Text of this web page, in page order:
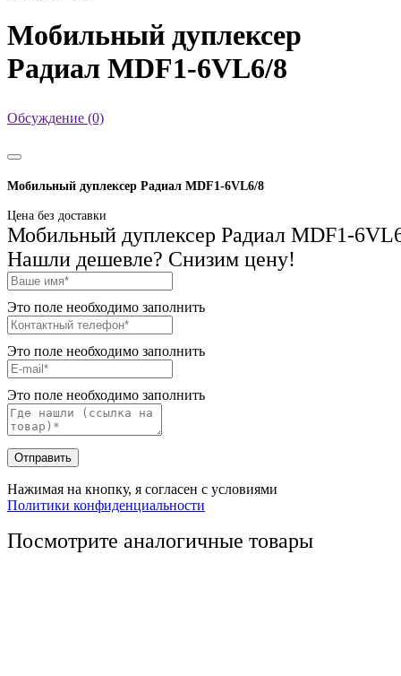
Мобильный дуплексер
Радиал MDF1-6VL6/8
Обсуждение (0)
Мобильный дуплексер Радиал MDF1-6VL6/8
Цена без доставки
Мобильный дуплексер Радиал MDF1-
Нашли дешевле? Снизим цену!
Это поле необходимо заполнить
Это поле необходимо заполнить
Это поле необходимо заполнить
Отправить
Нажимая на кнопку, я согласен с условиями
Политики конфиденциальности
Посмотрите аналогичные товары